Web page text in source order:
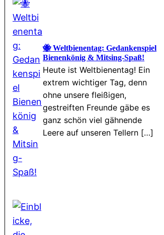
🐝 Weltbienentag: Gedankenspiel
Bienenkönig & Mitsing-Spaß!
Heute ist Weltbienentag! Ein
extrem wichtiger Tag, denn
ohne unsere fleißigen,
gestreiften Freunde gäbe es
ganz schön viel gähnende
Leere auf unseren Tellern […]